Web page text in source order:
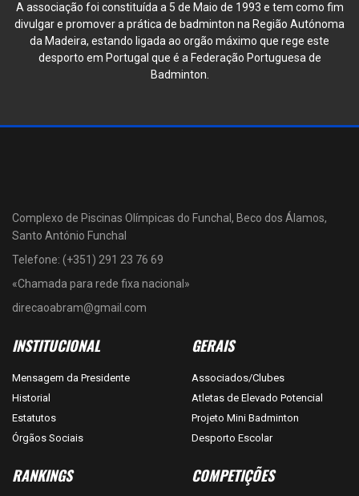
A associação foi constituída a 5 de Maio de 1993 e tem como fim
divulgar e promover a prática de badminton na Região Autónoma
da Madeira, estando ligada ao orgão máximo que rege este
desporto em Portugal que é a Federação Portuguesa de
Badminton.
Complexo de Piscinas Olímpicas do Funchal, Beco dos Álamos,
Santo António Funchal
Telefone: (+351) 291 23 76 69
«Chamada para rede fixa nacional»
direcaoabram@gmail.com
INSTITUCIONAL
Mensagem da Presidente
Historial
Estatutos
Órgãos Sociais
GERAIS
Associados/Clubes
Atletas de Elevado Potencial
Projeto Mini Badminton
Desporto Escolar
RANKINGS COMPETIÇÕES